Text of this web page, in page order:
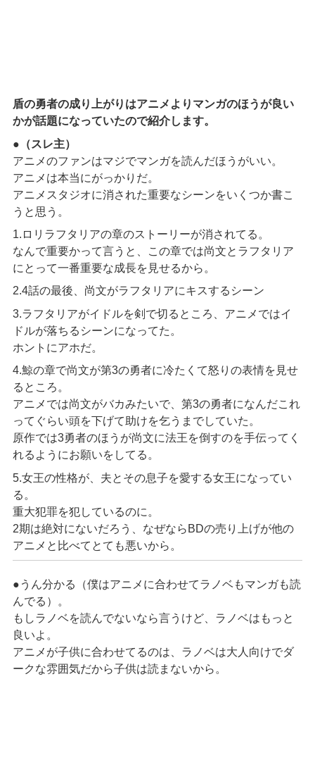
盾の勇者の成り上がりはアニメよりマンガのほうが良い
かが話題になっていたので紹介します。
● （スレ主）
アニメのファンはマジでマンガを読んだほうがいい。
アニメは本当にがっかりだ。
アニメスタジオに消された重要なシーンをいくつか書こ
うと思う。
1.ロリラフタリアの章のストーリーが消されてる。
なんで重要かって言うと、この章では尚文とラフタリア
にとって一番重要な成長を見せるから。
2.4話の最後、尚文がラフタリアにキスするシーン
3.ラフタリアがイドルを剣で切るところ、アニメではイ
ドルが落ちるシーンになってた。
ホントにアホだ。
4.鯨の章で尚文が第3の勇者に冷たくて怒りの表情を見せ
るところ。
アニメでは尚文がバカみたいで、第3の勇者になんだこれ
ってぐらい頭を下げて助けを乞うまでしていた。
原作では3勇者のほうが尚文に法王を倒すのを手伝ってく
れるようにお願いをしてる。
5.女王の性格が、夫とその息子を愛する女王になってい
る。
重大犯罪を犯しているのに。
2期は絶対にないだろう、なぜならBDの売り上げが他の
アニメと比べてとても悪いから。
●うん分かる（僕はアニメに合わせてラノベもマンガも読
んでる）。
もしラノベを読んでないなら言うけど、ラノベはもっと
良いよ。
アニメが子供に合わせてるのは、ラノベは大人向けでダ
ークな雰囲気だから子供は読まないから。